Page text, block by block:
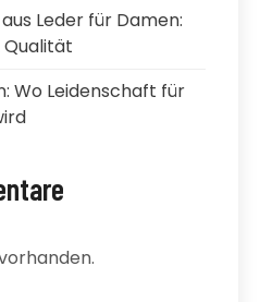
Leder für Damen:
Qualität
Wo Leidenschaft für